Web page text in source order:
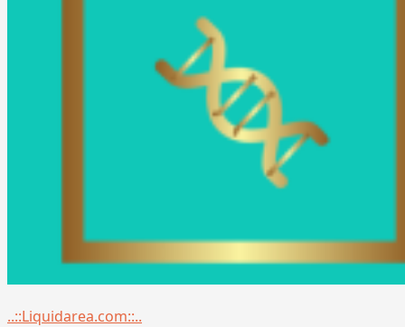
Menu
..::Liquidarea.com::..